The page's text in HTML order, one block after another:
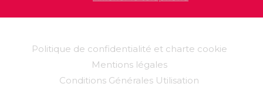
Politique de confidentialité et charte cookie
Mentions légales
Conditions Générales Utilisation